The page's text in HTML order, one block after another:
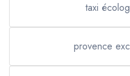
taxi
provence